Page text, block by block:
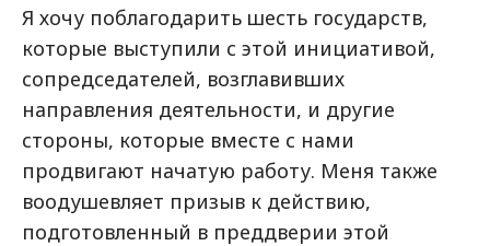
Я хочу поблагодарить шесть государств,
которые выступили с этой инициативой,
сопредседателей, возглавивших
направления деятельности, и другие
стороны, которые вместе с нами
продвигают начатую работу. Меня также
воодушевляет призыв к действию,
подготовленный в преддверии этой